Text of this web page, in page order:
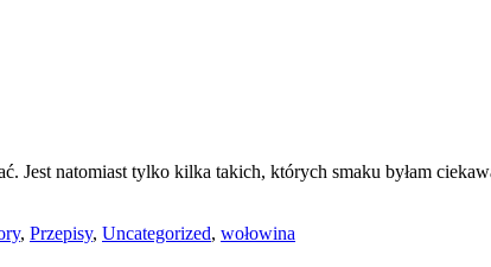
Jest natomiast tylko kilka takich, których smaku byłam
, Przepisy, Uncategorized, wołowina